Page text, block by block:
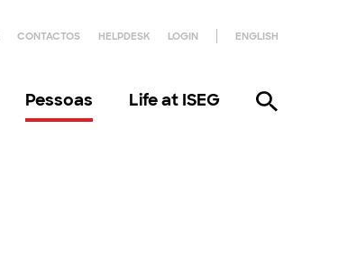
CONTACTOS HELPDESK LOGIN ENGLISH
Pessoas Life at ISEG